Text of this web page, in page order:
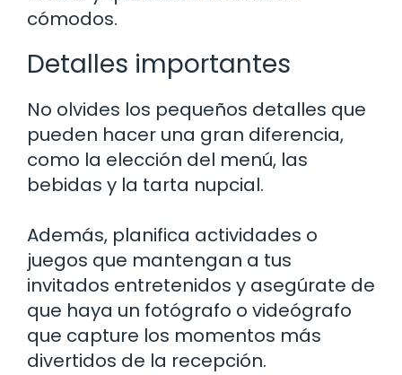
cómodos.
Detalles importantes
No olvides los pequeños detalles que
pueden hacer una gran diferencia,
como la elección del menú, las
bebidas y la tarta nupcial.
Además, planifica actividades o
juegos que mantengan a tus
invitados entretenidos y asegúrate de
que haya un fotógrafo o videógrafo
que capture los momentos más
divertidos de la recepción.